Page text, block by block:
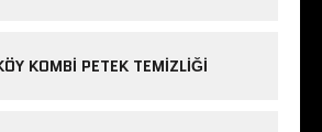
KOMBI PETEK TEMIZLIĞI